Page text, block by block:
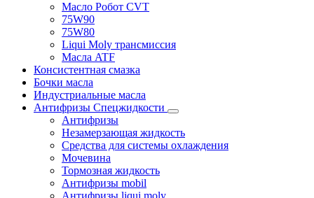
Масло Робот CVT
75W90
75W80
Liqui Moly трансмиссия
Масла ATF
Консистентная смазка
Бочки масла
Индустриальные масла
Антифризы Спецжидкости
Антифризы
Незамерзающая жидкость
Средства для системы охлаждения
Мочевина
Тормозная жидкость
Антифризы mobil
Антифризы liqui moly